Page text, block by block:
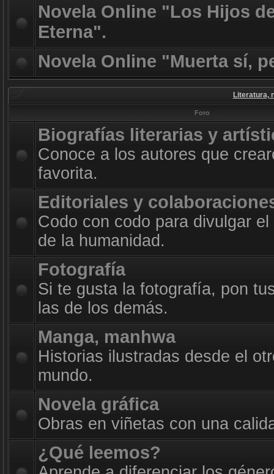
Novela Online "Los Hijos
Eterna".
Novela Online "Muerta sí,
Literatura,
Foro
Biografías literarias y
Conoce a los autores que
favorita.
Editoriales y
Codo con codo para divulgar
de la humanidad.
Fotografía
Si te gusta la fotografía, pon
las de los demás.
Manga, manhwa
Historias ilustradas desde el
mundo.
Novela gráfica
Obras en viñetas con una
¿Qué leemos?